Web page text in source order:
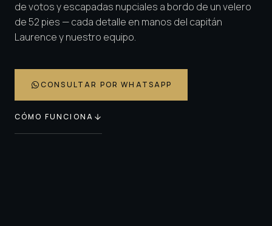
de votos y escapadas nupciales a bordo de un velero
de 52 pies — cada detalle en manos del capitán
Laurence y nuestro equipo.
CONSULTAR POR WHATSAPP
CÓMO FUNCIONA